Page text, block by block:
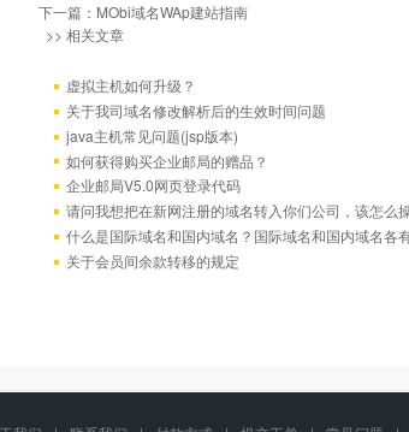
下一篇： MObi域名WAp建站指南
>> 相关文章
虚拟主机如何升级？
关于我司域名修改解析后的生效时间问题
java主机常见问题(jsp版本)
如何获得购买企业邮局的赠品？
企业邮局V5.0网页登录代码
请问我想把在新网注册的域名转入你们公司，该怎么
什么是国际域名和国内域名？国际域名和国内域名各
关于会员间余款转移的规定